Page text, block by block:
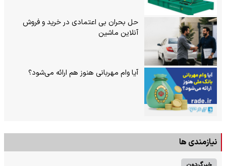
حل بحران بی‌ اعتمادی در خرید و فروش
آنلاین ماشین
آیا وام مهربانی هنوز هم ارائه می‌شود؟
نیازمندی ها